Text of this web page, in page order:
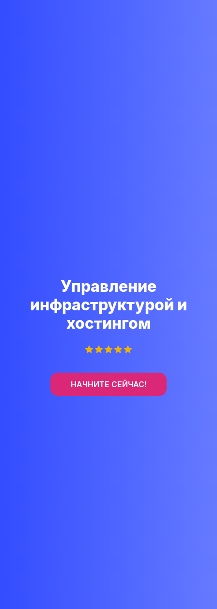
Управление
инфраструктурой и
хостингом
НАЧНИТЕ СЕЙЧАС!